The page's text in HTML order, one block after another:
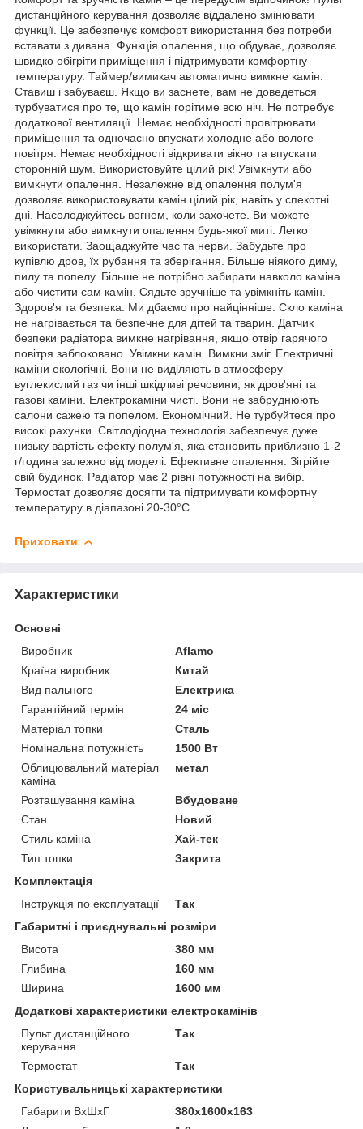
дистанційного керування дозволяє віддалено змінювати
функції. Це забезпечує комфорт використання без потреби
вставати з дивана. Функція опалення, що обдуває, дозволяє
швидко обігріти приміщення і підтримувати комфортну
температуру. Таймер/вимикач автоматично вимкне камін.
Ставиш і забуваєш. Якщо ви заснете, вам не доведеться
турбуватися про те, що камін горітиме всю ніч. Не потребує
додаткової вентиляції. Немає необхідності провітрювати
приміщення та одночасно впускати холодне або вологе
повітря. Немає необхідності відкривати вікно та впускати
сторонній шум. Використовуйте цілий рік! Увімкнути або
вимкнути опалення. Незалежне від опалення полум'я
дозволяє використовувати камін цілий рік, навіть у спекотні
дні. Насолоджуйтесь вогнем, коли захочете. Ви можете
увімкнути або вимкнути опалення будь-якої миті. Легко
використати. Заощаджуйте час та нерви. Забудьте про
купівлю дров, їх рубання та зберігання. Більше ніякого диму,
пилу та попелу. Більше не потрібно забирати навколо каміна
або чистити сам камін. Сядьте зручніше та увімкніть камін.
Здоров'я та безпека. Ми дбаємо про найцінніше. Скло каміна
не нагрівається та безпечне для дітей та тварин. Датчик
безпеки радіатора вимкне нагрівання, якщо отвір гарячого
повітря заблоковано. Увімкни камін. Вимкни зміг. Електричні
каміни екологічні. Вони не виділяють в атмосферу
вуглекислий газ чи інші шкідливі речовини, як дров'яні та
газові каміни. Електрокаміни чисті. Вони не забруднюють
салони сажею та попелом. Економічний. Не турбуйтеся про
високі рахунки. Світлодіодна технологія забезпечує дуже
низьку вартість ефекту полум'я, яка становить приблизно 1-2
г/година залежно від моделі. Ефективне опалення. Зігрійте
свій будинок. Радіатор має 2 рівні потужності на вибір.
Термостат дозволяє досягти та підтримувати комфортну
температуру в діапазоні 20-30°С.
Приховати
Характеристики
Основні
Виробник
Aflamo
Країна виробник
Китай
Вид пального
Електрика
Гарантійний термін
24 міс
Матеріал топки
Сталь
Номінальна потужність
1500 Вт
Облицювальний матеріал
каміна
метал
Розташування каміна
Вбудоване
Стан
Новий
Стиль каміна
Хай-тек
Тип топки
Закрита
Комплектація
Інструкція по експлуатації
Так
Габаритні і приєднувальні розміри
Висота
380 мм
Глибина
160 мм
Ширина
1600 мм
Додаткові характеристики електрокамінів
Пульт дистанційного
керування
Так
Термостат
Так
Користувальницькі характеристики
Габарити ВхШхГ
380х1600х163